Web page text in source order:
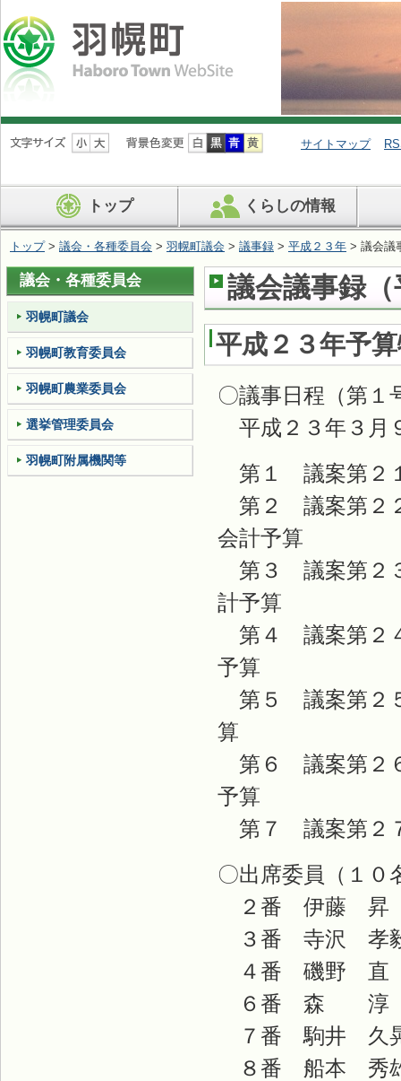
ナ
ビ
ン
を
ば
す
サイトマップ
トップ くらしの情報
トップ> 議会・各種委員会 > 羽幌町議会 > 議事録 > 平成２３年 > 議会議
議会議事録
平成２３年予
〇議事日程（第１
平成２３年３月
第１ 議案第２
第２ 議案第２
会計予算
第３ 議案第２
計予算
第４ 議案第２
予算
第５ 議案第２
算
第６ 議案第２
予算
第７ 議案第２
〇出席委員（１０
２番 伊藤 昇
３番 寺沢 孝
４番 磯野 直
６番 森 淳
７番 駒井 久
８番 船本 秀
議会・各種委員会
羽幌町議会
羽幌町教育委員会
羽幌町農業委員会
選挙管理委員会
羽幌町附属機関等